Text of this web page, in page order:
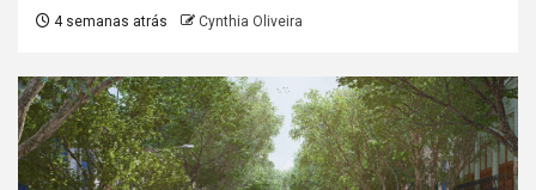
4 semanas atrás Cynthia Oliveira